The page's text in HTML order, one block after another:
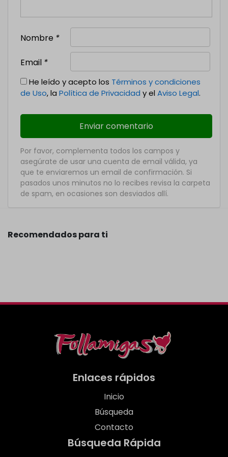
Nombre *
Email *
He leído y acepto los Términos y condiciones
de Uso, la Política de Privacidad y el Aviso Legal.
Por favor, complementa todos los campos y
asegúrate de usar una cuenta de email válida, ya
que te enviaremos un email de confirmación. Si
pasados unos minutos no lo recibes revisa la carpeta
de spam, en ocasiones son desviados allí.
Recomendados para ti
Enlaces rápidos
Inicio
Búsqueda
Contacto
Búsqueda Rápida